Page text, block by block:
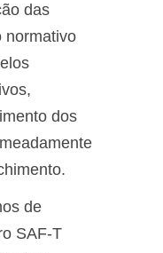
das
normativo
dos
de
SAF-T